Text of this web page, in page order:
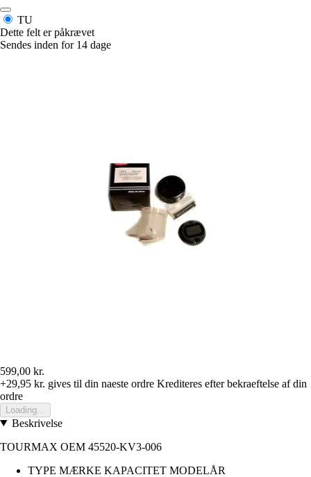
TU
Dette felt er påkrævet
Sendes inden for 14 dage
599,00 kr.
+29,95 kr. gives til din naeste ordre Krediteres efter bekraeftelse af din
ordre
Loading...
Beskrivelse
TOURMAX OEM 45520-KV3-006
TYPE MÆRKE KAPACITET MODELÅR